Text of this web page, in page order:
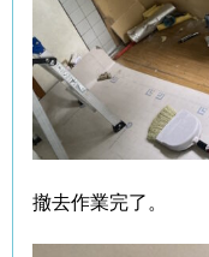
撤去作業完了。